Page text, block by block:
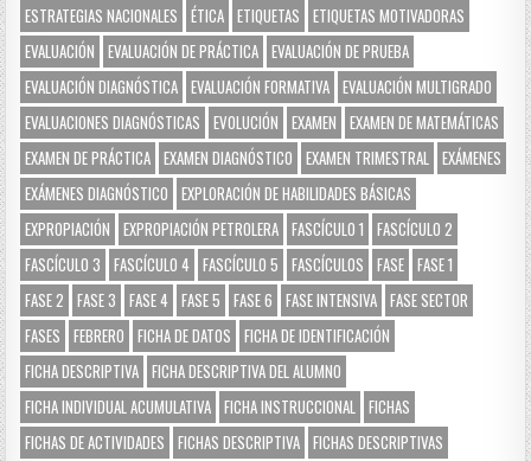
ESTRATEGIAS NACIONALES ÉTICA ETIQUETAS
ETIQUETAS MOTIVADORAS
EVALUACIÓN
EVALUACIÓN DE PRÁCTICA EVALUACIÓN DE PRUEBA
EVALUACIÓN DIAGNÓSTICA EVALUACIÓN FORMATIVA EVALUACIÓN MULTIGRADO
EVALUACIONES DIAGNÓSTICAS
EVOLUCIÓN EXAMEN
EXAMEN DE MATEMÁTICAS
EXAMEN DE PRÁCTICA EXAMEN DIAGNÓSTICO EXAMEN TRIMESTRAL
EXÁMENES
EXÁMENES DIAGNÓSTICO
EXPLORACIÓN DE HABILIDADES BÁSICAS
EXPROPIACIÓN
EXPROPIACIÓN PETROLERA FASCÍCULO 1
FASCÍCULO 2
FASCÍCULO 3
FASCÍCULO 4 FASCÍCULO 5 FASCÍCULOS FASE FASE 1
FASE 2
FASE 3 FASE 4 FASE 5 FASE 6 FASE INTENSIVA FASE SECTOR
FASES
FEBRERO FICHA DE DATOS
FICHA DE IDENTIFICACIÓN
FICHA DESCRIPTIVA FICHA DESCRIPTIVA DEL ALUMNO
FICHA INDIVIDUAL ACUMULATIVA FICHA INSTRUCCIONAL
FICHAS
FICHAS DE ACTIVIDADES
FICHAS DESCRIPTIVA FICHAS DESCRIPTIVAS